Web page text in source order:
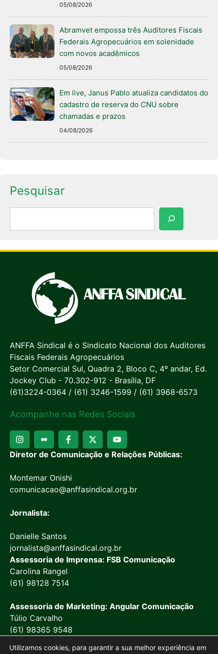
05/08/2026
Abramvet empossa três Auditores Fiscais
Federais Agropecuários em solenidade
com novos acadêmicos
05/08/2026
Em live, Janus Pablo atualiza candidatos do
cadastro de reserva do CNU sobre
chamadas e prazos
04/08/2026
Pesquisar
ANFFA Sindical é o Sindicato Nacional dos Auditores
Fiscais Federais Agropecuários
Setor Comercial Sul, Quadra 2, Bloco C, 4º andar, Ed.
Jockey Club - 70.302-912 - Brasília, DF
(61)3224-0364 / (61) 3246-1599 / (61) 3968-6573
Acompanhe nas Redes Sociais
Diretor de Comunicação e Relações Públicas:
Montemar Onishi
comunicacao@anffasindical.org.br
Jornalista:
Danielle Santos
jornalista@anffasindical.org.br
Assessoria de Imprensa: FSB Comunicação
Carolina Rangel
(61) 98128 7514
Assessoria de Marketing: Angular Comunicação
Túlio Carvalho
(61) 98365 9548
Utilizamos cookies, para garantir a sua melhor experiência em